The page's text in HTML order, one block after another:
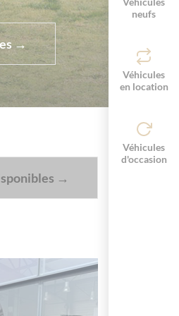
neufs
Véhicules
en location
Véhicules
d'occasion
→
→